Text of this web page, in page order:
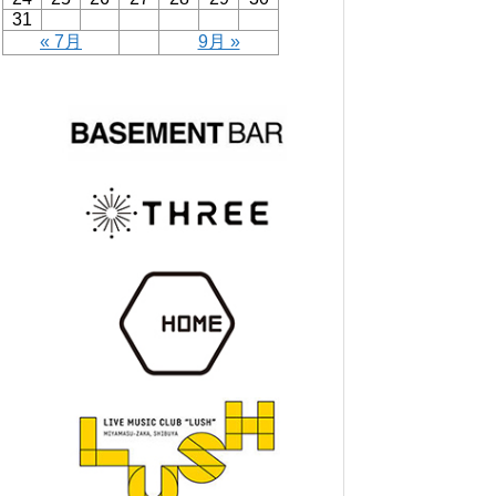
31
« 7月
9月 »